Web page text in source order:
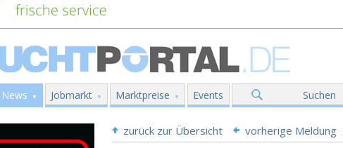
News Jobmarkt Marktpreise Events Suchen
zurück zur Übersicht vorherige Meldung